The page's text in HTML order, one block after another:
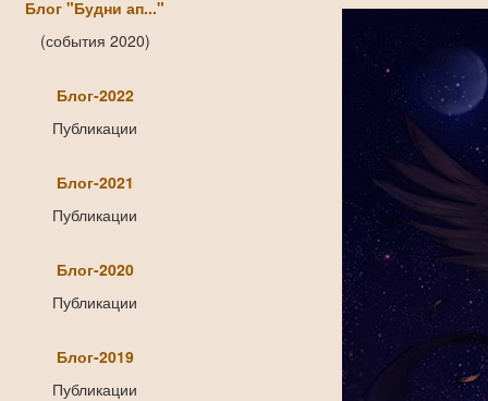
Блог "Будни ап..."
(события 2020)
Блог-2022
Публикации
Блог-2021
Публикации
Блог-2020
Публикации
Блог-2019
Публикации